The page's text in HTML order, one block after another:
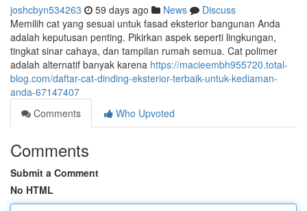
joshcbyn534263 59 days ago News
Discuss
Memilih cat yang sesuai untuk fasad eksterior bangunan Anda
adalah keputusan penting. Pikirkan aspek seperti lingkungan,
tingkat sinar cahaya, dan tampilan rumah semua. Cat polimer
adalah alternatif banyak karena https://macieembh955720.total-
blog.com/daftar-cat-dinding-eksterior-terbaik-untuk-kediaman-
anda-67147407
Comments
Who Upvoted
Comments
Submit a Comment
No HTML